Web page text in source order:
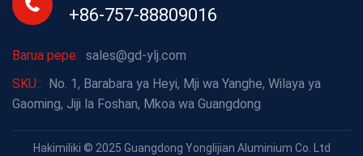
+86-757-88809016
Barua pepe: sales@gd-ylj.com
SKU::
No. 1, Barabara ya Heyi, Mji wa Yanghe, Wilaya ya
Gaoming, Jiji la Foshan, Mkoa wa Guangdong
Hakimiliki © 2025 Guangdong Yonglijian Aluminium Co. Ltd